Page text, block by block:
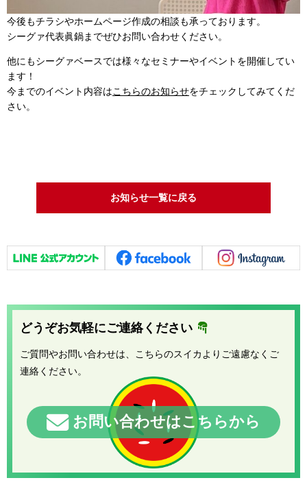
今後もチラシやホームページ作成の相談も承っております。
シーグァ代表眞鍋までぜひお問い合わせください。
他にもシーグァベースでは様々なセミナーやイベントを開催してい
ます！
今までのイベント内容はこちらのお知らせをチェックしてみてくだ
さい。
お知らせ一覧に戻る
どうぞお気軽にご連絡ください
ご質問やお問い合わせは、こちらのスイカよりご遠慮なくご
連絡ください。
お問い合わせはこちらから